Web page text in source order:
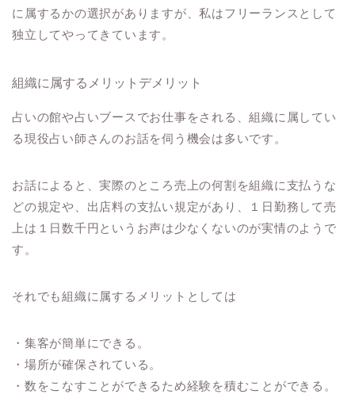
に属するかの選択がありますが、私はフリーランスとして
独立してやってきています。
組織に属するメリットデメリット
占いの館や占いブースでお仕事をされる、組織に属してい
る現役占い師さんのお話を伺う機会は多いです。
お話によると、実際のところ売上の何割を組織に支払うな
どの規定や、出店料の支払い規定があり、１日勤務して売
上は１日数千円というお声は少なくないのが実情のようで
す。
それでも組織に属するメリットとしては
・集客が簡単にできる。
・場所が確保されている。
・数をこなすことができるため経験を積むことができる。